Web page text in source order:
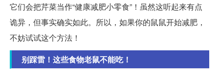
它们会把芹菜当作“健康减肥小零食”！虽然这听起来有点
诡异，但事实确实如此。所以，如果你的鼠鼠开始减肥，
不妨试试这个方法！
别踩雷！这些食物老鼠不能吃！